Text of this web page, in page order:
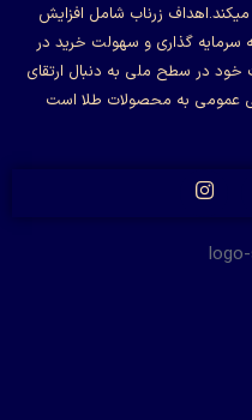
زرناب شامل افزایش
سرمایه گذاری و سهولت خرید در
در سطح ملی به دنبال ارتقای
عمومی به محصولات طلا است